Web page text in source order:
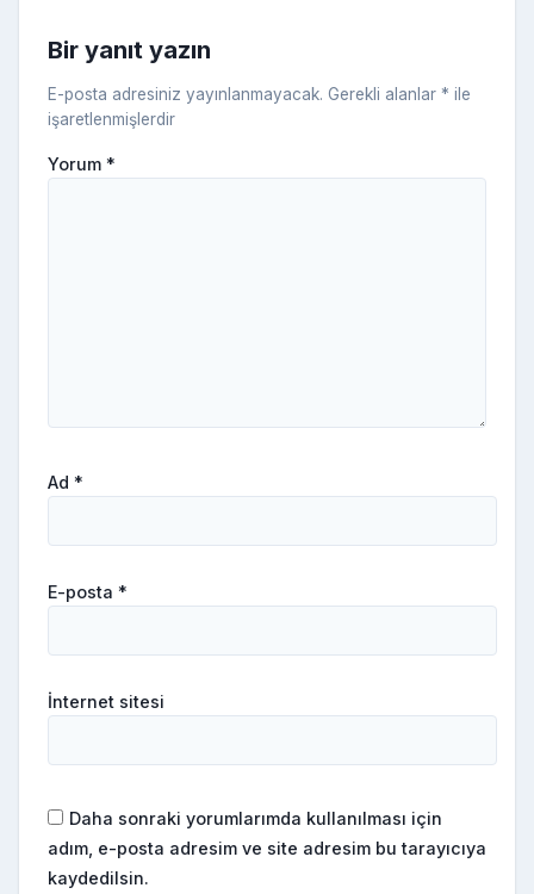
ki
Bir yanıt yazın
E-posta adresiniz yayınlanmayacak. Gerekli alanlar * ile
işaretlenmişlerdir
Yorum *
Ad *
E-posta *
İnternet sitesi
Daha sonraki yorumlarımda kullanılması için
adım, e-posta adresim ve site adresim bu tarayıcıya
kaydedilsin.